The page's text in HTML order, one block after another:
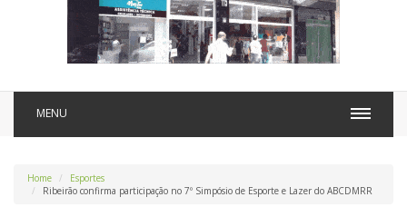
MENU
Home
Esportes
Ribeirão confirma participação no 7º Simpósio de Esporte e Lazer do ABCDMRR